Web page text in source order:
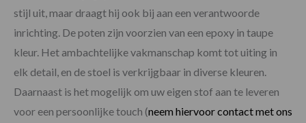
stijl uit, maar draagt hij ook bij aan een verantwoorde
inrichting. De poten zijn voorzien van een epoxy in taupe
kleur. Het ambachtelijke vakmanschap komt tot uiting in
elk detail, en de stoel is verkrijgbaar in diverse kleuren.
Daarnaast is het mogelijk om uw eigen stof aan te leveren
voor een persoonlijke touch (neem hiervoor contact met ons